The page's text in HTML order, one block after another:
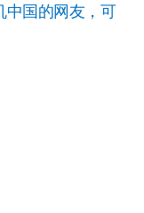
中国的网友，可